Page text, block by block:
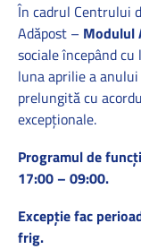
În cadrul Centrului
Adăpost – Modulul
sociale începând
luna aprilie a
prelungită cu
excepționale.
Programul de
17:00 – 09:00.
Excepție fac
frig.